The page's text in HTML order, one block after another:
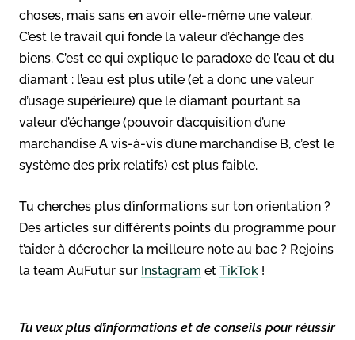
choses, mais sans en avoir elle-même une valeur.
C’est le travail qui fonde la valeur d’échange des
biens. C’est ce qui explique le paradoxe de l’eau et du
diamant : l’eau est plus utile (et a donc une valeur
d’usage supérieure) que le diamant pourtant sa
valeur d’échange (pouvoir d’acquisition d’une
marchandise A vis-à-vis d’une marchandise B, c’est le
système des prix relatifs) est plus faible.
Tu cherches plus d’informations sur ton orientation ?
Des articles sur différents points du programme pour
t’aider à décrocher la meilleure note au bac ? Rejoins
la team AuFutur sur Instagram et TikTok !
Tu veux plus d’informations et de conseils pour réussir